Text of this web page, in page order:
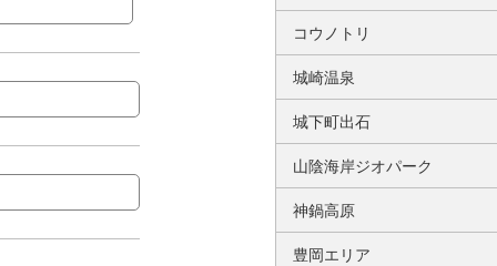
コウノトリ
城崎温泉
城下町出石
山陰海岸ジオパーク
神鍋高原
豊岡エリア